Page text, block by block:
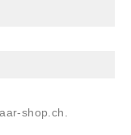
shop.ch.